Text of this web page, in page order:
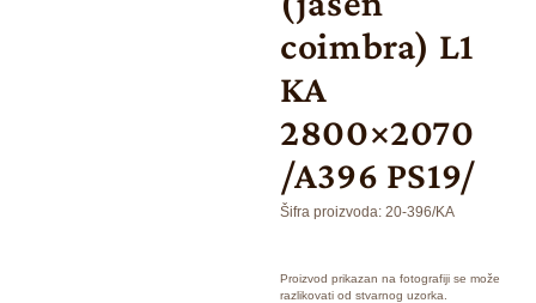
coimbra) L1
KA
2800×2070
/A396 PS19/
Šifra proizvoda: 20-396/KA
Proizvod prikazan na fotografiji se može
razlikovati od stvarnog uzorka.